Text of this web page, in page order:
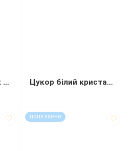
Сахар-эко в стиках 4 г 250 штук Цукор білий кристалічний 5 г 200шт стік-крафт
ПОПУЛЯРНО
код: 40855